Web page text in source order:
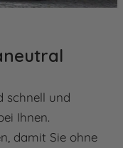
schnell und
Ihnen.
damit Sie ohne